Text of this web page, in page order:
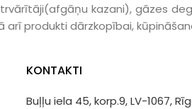
kazani), gāzes
arī produkti dārzkopībai,
KONTAKTI
Buļļu iela 45, korp.9, LV-1067,